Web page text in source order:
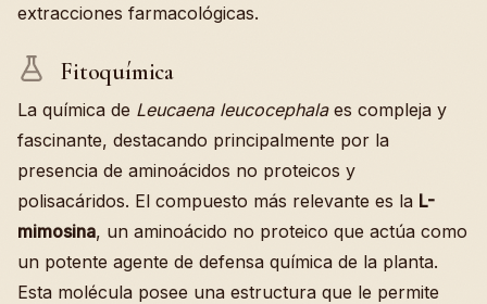
extracciones farmacológicas.
Fitoquímica
La química de Leucaena leucocephalaes compleja y
fascinante, destacando principalmente por la
presencia de aminoácidos no proteicos y
polisacáridos. El compuesto más relevante es la L-
mimosina, un aminoácido no proteico que actúa como
un potente agente de defensa química de la planta.
Esta molécula posee una estructura que le permite